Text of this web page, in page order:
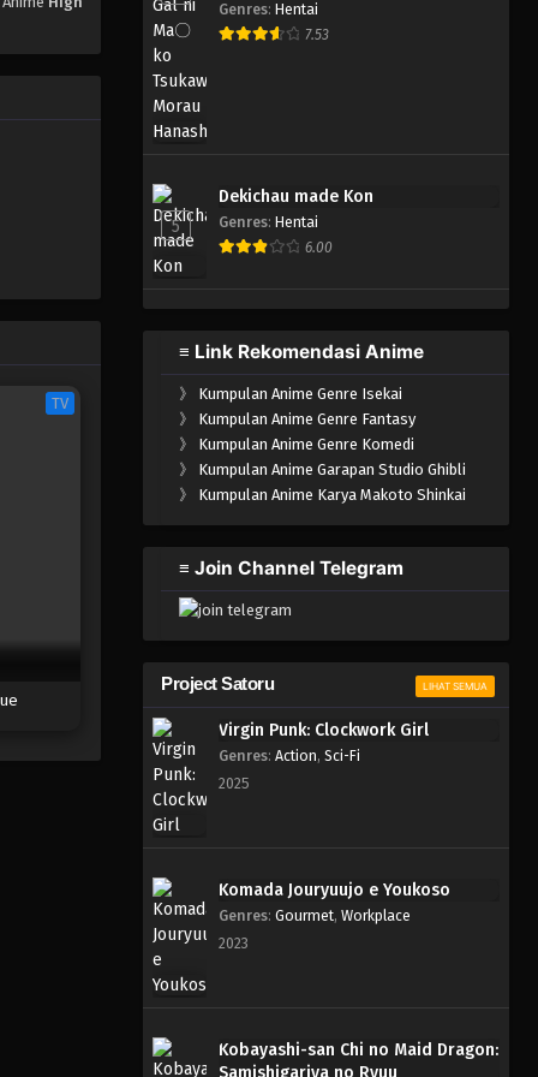
TV
High School! Kimengumi
Genres: Hentai
7.53
5
Dekichau made Kon
Genres: Hentai
6.00
≡ Link Rekomendasi Anime
》 Kumpulan Anime Genre Isekai
》 Kumpulan Anime Genre Fantasy
》 Kumpulan Anime Genre Komedi
》 Kumpulan Anime Garapan Studio Ghibli
》 Kumpulan Anime Karya Makoto Shinkai
≡ Join Channel Telegram
Project Satoru LIHAT SEMUA
Virgin Punk: Clockwork Girl
Genres: Action, Sci-Fi
2025
Komada Jouryuujo e Youkoso
Genres: Gourmet, Workplace
2023
Kobayashi-san Chi no Maid Dragon:
Samishigariya no Ryuu